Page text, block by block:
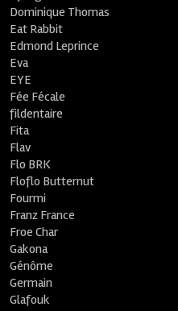
Dominique Thomas
Eat Rabbit
Edmond Leprince
Eva
EYE
Fée Fécale
fildentaire
Fita
Flav
Flo BRK
Floflo Butternut
Fourmi
Franz France
Froe Char
Gakona
Génôme
Germain
Glafouk